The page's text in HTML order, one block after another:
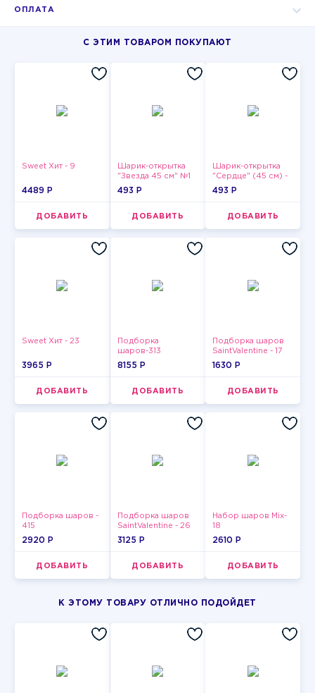
ОПЛАТА
С ЭТИМ ТОВАРОМ ПОКУПАЮТ
Sweet Хит - 9
4489 P
ДОБАВИТЬ
Шарик-открытка
"Звезда 45 см" №1
493 P
ДОБАВИТЬ
Шарик-открытка
"Сердце" (45 см) -
2
493 P
ДОБАВИТЬ
Sweet Хит - 23
3965 P
ДОБАВИТЬ
Подборка
шаров-313
8155 P
ДОБАВИТЬ
Подборка шаров
SaintValentine - 17
1630 P
ДОБАВИТЬ
Подборка шаров -
415
2920 P
ДОБАВИТЬ
Подборка шаров
SaintValentine - 26
3125 P
ДОБАВИТЬ
Набор шаров Mix-
18
2610 P
ДОБАВИТЬ
К ЭТОМУ ТОВАРУ ОТЛИЧНО ПОДОЙДЕТ